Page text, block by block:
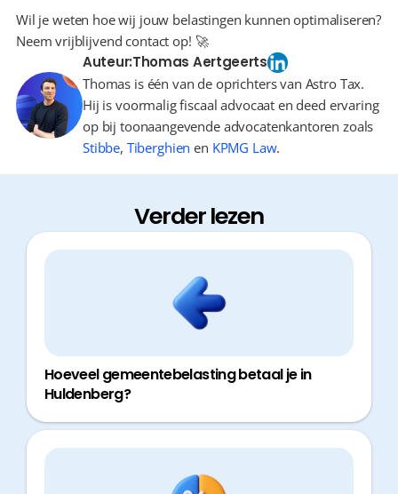
Wil je weten hoe wij jouw belastingen kunnen optimaliseren?
Neem vrijblijvend contact op! 🚀
Auteur:Thomas Aertgeerts
Thomas is één van de oprichters van Astro Tax.
Hij is voormalig fiscaal advocaat en deed ervaring
op bij toonaangevende advocatenkantoren zoals
Stibbe, Tiberghien en KPMG Law.
Verder lezen
Hoeveel gemeentebelasting betaal je in
Huldenberg?